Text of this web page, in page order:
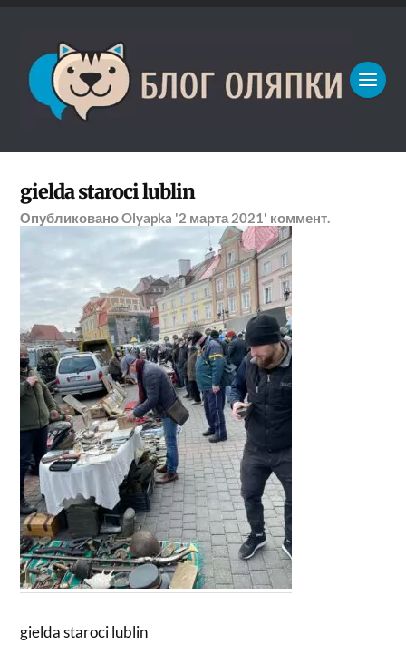
gielda staroci lublin
ОпубликованоOlyapka '2 марта 2021' коммент.
gielda staroci lublin